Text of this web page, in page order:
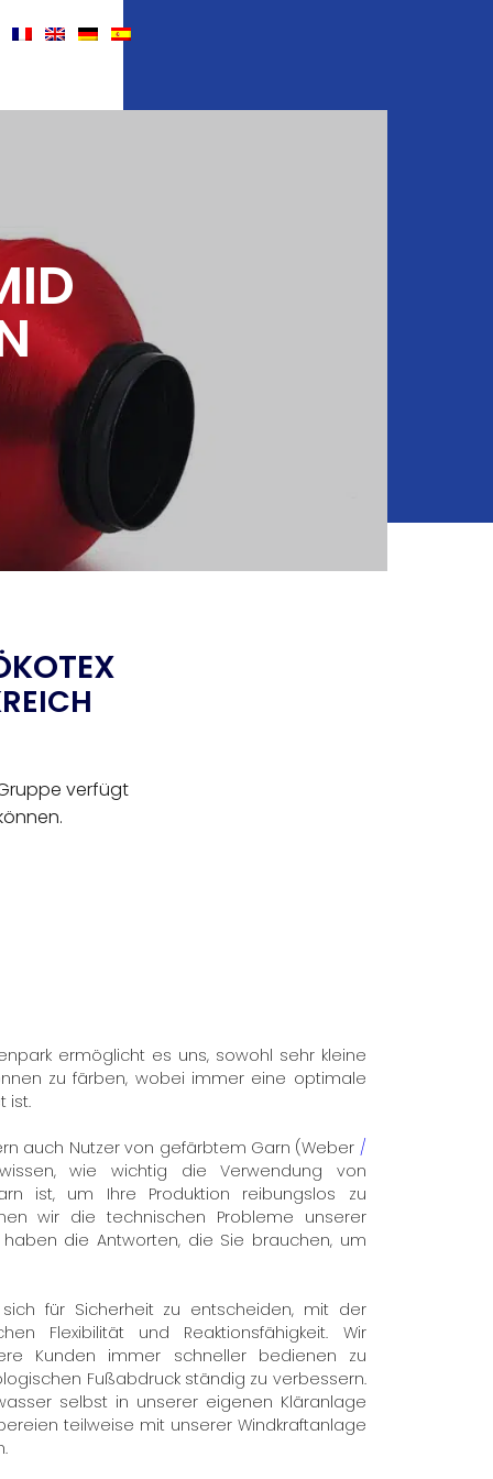
verfügt
ermöglicht es uns, sowohl sehr kleine
zu färben, wobei immer eine optimale
ist.
auch Nutzer von gefärbtem Garn (Weber /
wie wichtig die Verwendung von
ist, um Ihre Produktion reibungslos zu
wir die technischen Probleme unserer
die Antworten, die Sie brauchen, um
für Sicherheit zu entscheiden, mit der
Flexibilität und Reaktionsfähigkeit. Wir
Kunden immer schneller bedienen zu
Fußabdruck ständig zu verbessern.
selbst in unserer eigenen Kläranlage
teilweise mit unserer Windkraftanlage